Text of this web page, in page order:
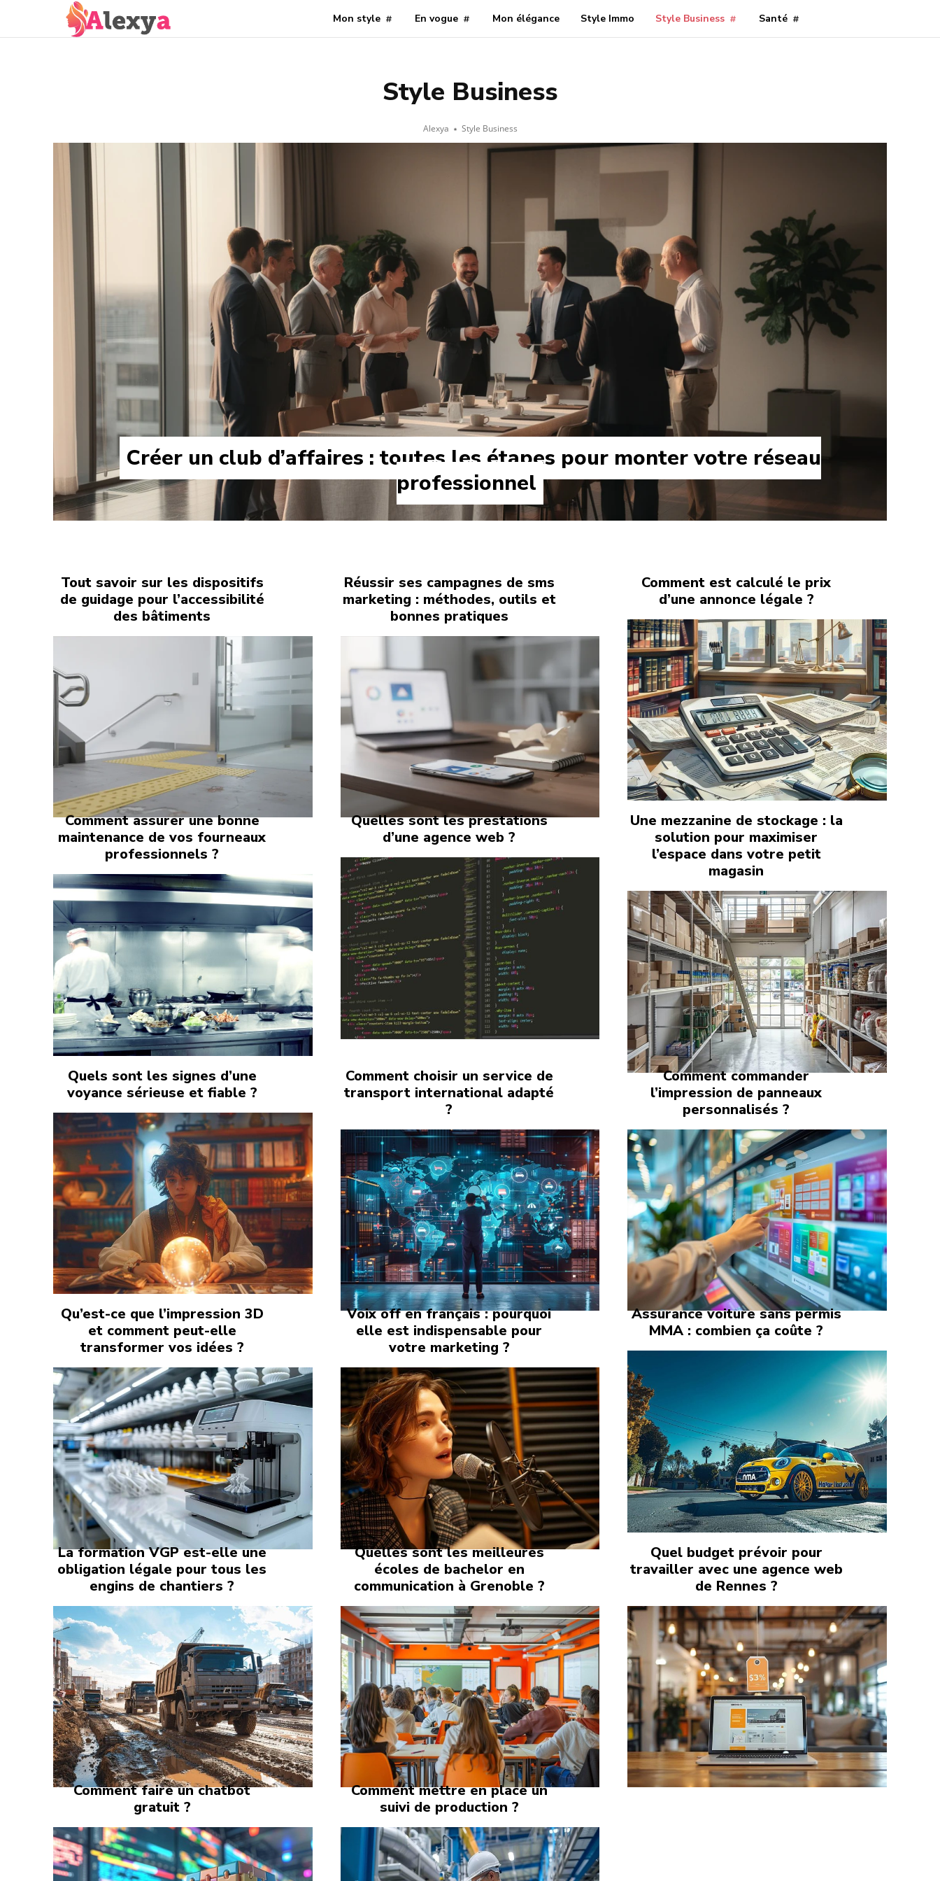
Mon style En vogue Mon élégance Style Immo Style Business Santé
Style Business
Alexya Style Business
Créer un club d’affaires : toutes les étapes pour monter votre réseau
professionnel
Tout savoir sur les dispositifs
de guidage pour l’accessibilité
des bâtiments
Réussir ses campagnes de sms
marketing : méthodes, outils et
bonnes pratiques
Comment est calculé le prix
d’une annonce légale ?
Comment assurer une bonne
maintenance de vos fourneaux
professionnels ?
Quelles sont les prestations
d’une agence web ?
Une mezzanine de stockage : la
solution pour maximiser
l’espace dans votre petit
magasin
Quels sont les signes d’une
voyance sérieuse et fiable ?
Comment choisir un service de
transport international adapté
?
Comment commander
l’impression de panneaux
personnalisés ?
Qu’est-ce que l’impression 3D
et comment peut-elle
transformer vos idées ?
Voix off en français : pourquoi
elle est indispensable pour
votre marketing ?
Assurance voiture sans permis
MMA : combien ça coûte ?
La formation VGP est-elle une
obligation légale pour tous les
engins de chantiers ?
Quelles sont les meilleures
écoles de bachelor en
communication à Grenoble ?
Quel budget prévoir pour
travailler avec une agence web
de Rennes ?
Comment faire un chatbot
gratuit ?
Comment mettre en place un
suivi de production ?